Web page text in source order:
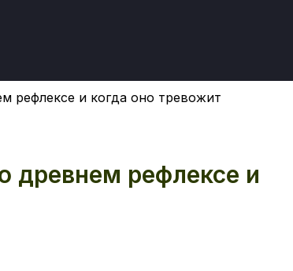
рефлексе и когда оно тревожит
древнем рефлексе и